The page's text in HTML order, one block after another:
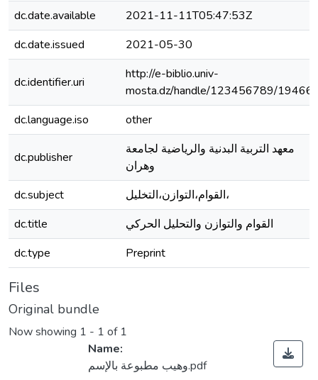
dc.date.available
2021-11-11T05:47:53Z
dc.date.issued
2021-05-30
dc.identifier.uri
http://e-biblio.univ-
mosta.dz/handle/123456789/19466
dc.language.iso
other
dc.publisher
معهد التربية البدنية والرياضية لجامعة
وهران
dc.subject
القوام،التوازن،التخليل،
dc.title
القوام والتوازن والتحليل الحركي
dc.type
Preprint
Files
Original bundle
Now showing 1 - 1 of 1
Name:
وهيب مطبوعة بالإسم.pdf